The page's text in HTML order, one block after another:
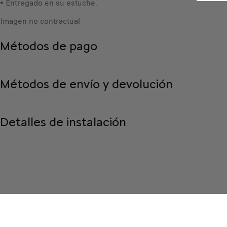
• Entregado en su estuche.
Imagen no contractual
Métodos de pago
Métodos de envío y devolución
Detalles de instalación